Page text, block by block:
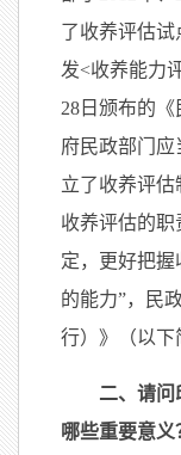
了收养评估试
发<收养能力
28日颁布的
府民政部门应
立了收养评
收养评估的
定，更好把握
的能力”，民
行）》（以下
二、请问
哪些重要意义